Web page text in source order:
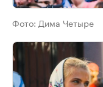
Фото: Дима Четыре